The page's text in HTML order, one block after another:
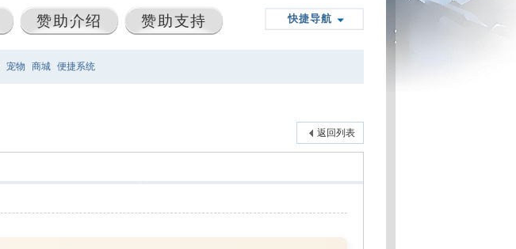
快捷导航
赞助介绍 赞助支持
宠物 商城 便捷系统
返回列表